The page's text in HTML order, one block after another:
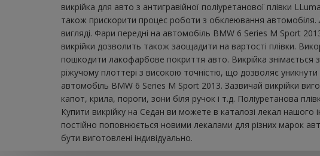
викрійка для авто з антигравійної поліуретанової плівки
також прискорити процес роботи з обклеювання автомобіля.
вигляді. Фари передні на автомобіль BMW 6 Series M Sport
викрійки дозволить також заощадити на вартості плівки.
пошкодити лакофарбове покриття авто. Викрійка знімається
ріжучому плоттері з високою точністю, що дозволяє
автомобіль BMW 6 Series M Sport 2013. Зазвичай викрійки
капот, крила, пороги, зони біля ручок і т.д. Поліуретанова
Купити викрійку на Седан ви можете в каталозі лекал
постійно поповнюється новими лекалами для різних марок
бути виготовлені індивідуально.